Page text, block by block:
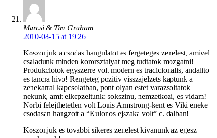
Marcsi & Tim Graham
2010-08-15 at 19:26
Koszonjuk a csodas hangulatot es fergeteges zenelest, amivel
csaladunk minden kororsztalyat meg tudtatok mozgatni!
Produkciotok egyszerre volt modern es tradicionalis, andalito
es tancra hivo! Rengeteg pozitiv visszajelzets kaptunk a
zenekarral kapcsolatban, pont olyan estet varazsoltatok
nekunk, amit elkepzeltunk: sokszinu, nemzetkozi, es vidam!
Norbi felejthetetlen volt Louis Armstrong-kent es Viki eneke
csodasan hangzott a “Kulonos ejszaka volt” c. dalban!
Koszonjuk es tovabbi sikeres zenelest kivanunk az egesz